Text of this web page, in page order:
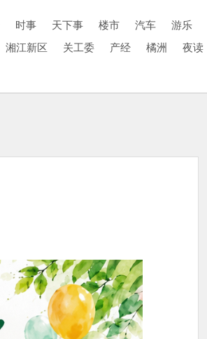
时事 天下事 楼市 汽车 游乐
湘江新区 关工委 产经 橘洲 夜读